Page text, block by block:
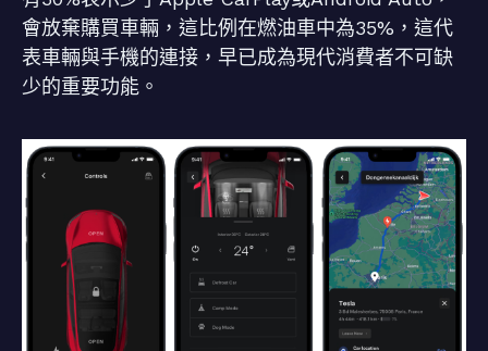
會放棄購買車輛，這比例在燃油車中為35%，這代
表車輛與手機的連接，早已成為現代消費者不可缺
少的重要功能。